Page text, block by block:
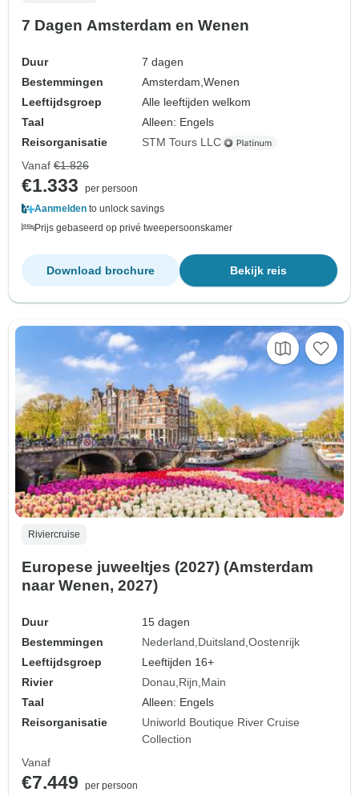
7 Dagen Amsterdam en Wenen
Duur
7 dagen
Bestemmingen
Amsterdam,Wenen
Leeftijdsgroep
Alle leeftijden welkom
Taal
Alleen: Engels
Reisorganisatie
STM Tours LLC
Vanaf €1.826
€1.333
per persoon
Aanmelden to unlock savings
Prijs gebaseerd op privé tweepersoonskamer
Bekijk reis
Download brochure
Riviercruise
Europese juweeltjes (2027) (Amsterdam
naar Wenen, 2027)
Duur
15 dagen
Bestemmingen
Nederland Duitsland Oostenrijk
Leeftijdsgroep
Leeftijden 16+
Rivier
Donau Rijn Main
Taal
Alleen: Engels
Reisorganisatie
Uniworld Boutique River Cruise
Collection
Vanaf
€7.449 per persoon